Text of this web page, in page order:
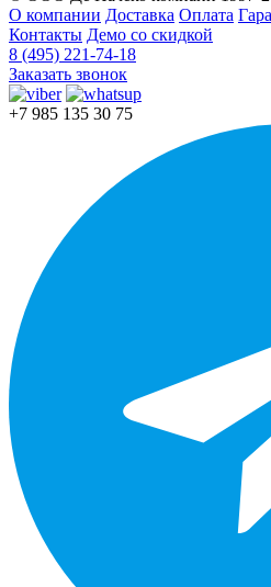
О компании Доставка Оплата
Контакты Демо со скидкой
8 (495) 221-74-18
Заказать звонок
+7 985 135 30 75